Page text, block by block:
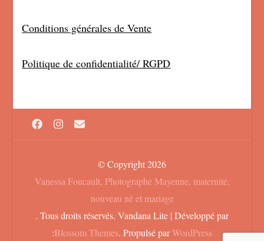
Conditions générales de Vente
Politique de confidentialité/ RGPD
© Copyright 2026
Vanessa Foucault, Photographe Mayenne, maternité,
nouveau né et mariage
. Tous droits réservés. Vandana Lite | Développé par
:Blossom Themes. Propulsé parWordPress